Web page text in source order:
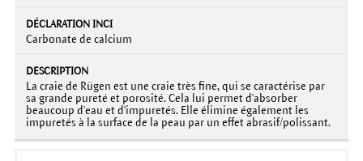
Carbonate de calcium
La craie de Rügen est une craie très fine, qui se caractérise par
sa grande pureté et porosité. Cela lui permet d'absorber
beaucoup d'eau et d'impuretés. Elle élimine également les
impuretés à la surface de la peau par un effet abrasif/polissant.